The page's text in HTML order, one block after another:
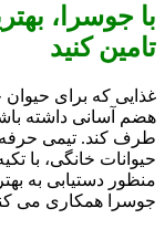
با جوسرا،
تامین کنید
غذایی که برای حیوان
هضم آسانی داشته
طرف کند. تیمی حرفه
حیوانات خانگی، با
منظور دستیابی به
جوسرا همکاری می